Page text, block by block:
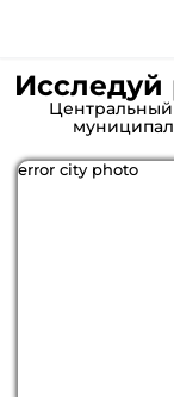
Исследуй
error city photo